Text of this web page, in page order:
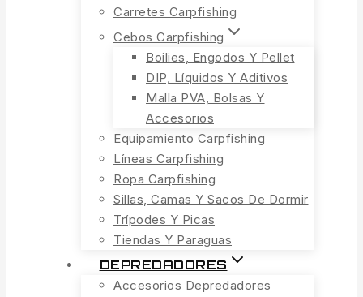
Carretes Carpfishing
Cebos Carpfishing
Boilies, Engodos Y Pellet
DIP, Líquidos Y Aditivos
Malla PVA, Bolsas Y
Accesorios
Equipamiento Carpfishing
Líneas Carpfishing
Ropa Carpfishing
Sillas, Camas Y Sacos De Dormir
Trípodes Y Picas
Tiendas Y Paraguas
DEPREDADORES
Accesorios Depredadores